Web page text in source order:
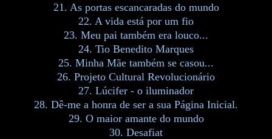
21. As portas escancaradas do mundo
22. A vida está por um fio
23. Meu pai também era louco...
24. Tio Benedito Marques
25. Minha Mãe também se casou...
26. Projeto Cultural Revolucionário
27. Lúcifer - o iluminador
28. Dê-me a honra de ser a sua Página Inicial.
29. O maior amante do mundo
30. Desafiat